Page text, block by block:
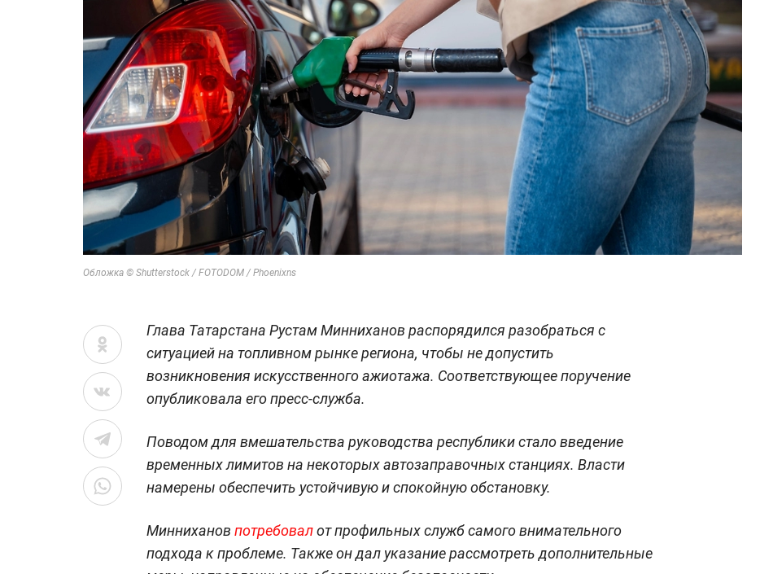
Обложка © Shutterstock / FOTODOM / Phoenixns
Глава Татарстана Рустам Минниханов распорядился разобраться с
ситуацией на топливном рынке региона, чтобы не допустить
возникновения искусственного ажиотажа. Соответствующее поручение
опубликовала его пресс-служба.
Поводом для вмешательства руководства республики стало введение
временных лимитов на некоторых автозаправочных станциях. Власти
намерены обеспечить устойчивую и спокойную обстановку.
Минниханов потребовалот профильных служб самого внимательного
подхода к проблеме. Также он дал указание рассмотреть дополнительные